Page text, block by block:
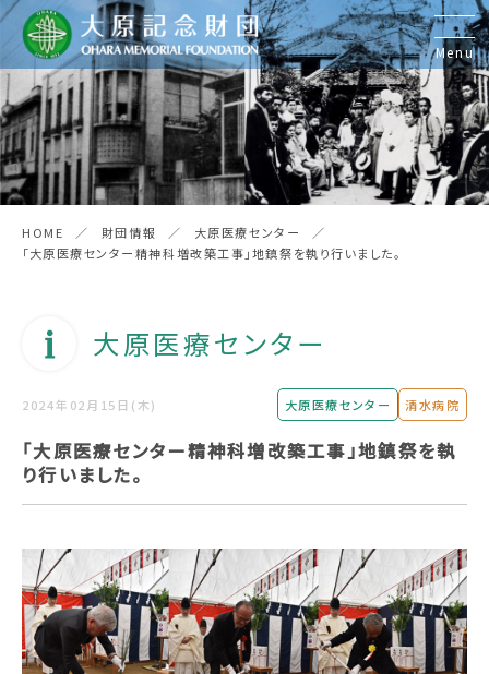
Menu
HOME 財団情報
大原医療センター
「大原医療センター精神科増改築工事」地鎮祭を執り行いました。
大原医療センター
2024年02月15日(木) 大原医療センター 清水病院
「大原医療センター精神科増改築工事」地鎮祭を執
り行いました。
大原記念財団について
理事長のあいさつ
大原記念財団について
情報公開
「野兎病」（やとびょう）の発見
施設紹介
関連施設一覧
大原綜合病院